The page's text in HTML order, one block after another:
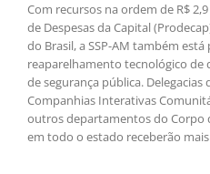
Com recursos na ordem de R$
de Despesas da Capital
do Brasil, a SSP-AM também
reaparelhamento tecnológico de
de segurança pública. Delegacias
Companhias Interativas
outros departamentos do Corpo
em todo o estado receberão